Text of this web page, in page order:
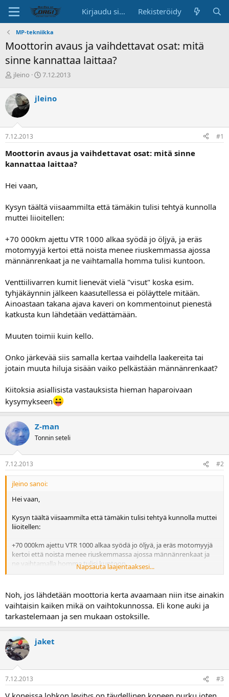
Kirjaudu sisään Rekisteröidy
MP-tekniikka
Moottorin avaus ja vaihdettavat osat: mitä
sinne kannattaa laittaa?
K
s
k
u
s
t
e
u
n
l
t
t
j
a
jleino
A
i
s
i
v
7.12.2013
jleino
7.12.2013 #1
Moottorin avaus ja vaihdettavat osat: mitä sinne
kannattaa laittaa?
Hei vaan,
Kysyn täältä viisaammilta että tämäkin tulisi tehtyä kunnolla
muttei liioitellen:
+70 000km ajettu VTR 1000 alkaa syödä jo öljyä, ja eräs
motomyyjä kertoi että noista menee riuskemmassa ajossa
männänrenkaat ja ne vaihtamalla homma tulisi kuntoon.
Venttiilivarren kumit lienevät vielä "visut" koska esim.
tyhjäkäynnin jälkeen kaasutellessa ei pöläyttele mitään.
Ainoastaan takana ajava kaveri on kommentoinut pienestä
katkusta kun lähdetään vedättämään.
Muuten toimii kuin kello.
Onko järkevää siis samalla kertaa vaihdella laakereita tai
jotain muuta hiluja sisään vaiko pelkästään männänrenkaat?
Kiitoksia asiallisista vastauksista hieman haparoivaan
kysymykseen
Z-man
Tonnin seteli
7.12.2013 #2
jleino sanoi:
Hei vaan,
Kysyn täältä viisaammilta että tämäkin tulisi tehtyä kunnolla muttei
liioitellen:
+70 000km ajettu VTR 1000 alkaa syödä jo öljyä, ja eräs motomyyjä
kertoi että noista menee riuskemmassa ajossa männänrenkaat ja
ne vaihtamalla homma tulisi kuntoon.
jälkeen kaasutellessa ei pöläyttele mitään. Ainoastaan takana ajava
kaveri on kommentoinut pienestä katkusta kun lähdetään
vedättämään.
Muuten toimii kuin kello.
Onko järkevää siis samalla kertaa vaihdella laakereita tai jotain
muuta hiluja sisään vaiko pelkästään männänrenkaat?
Kiitoksia asiallisista vastauksista hieman haparoivaan kysymykseen
Napsauta laajentaaksesi...
Noh, jos lähdetään moottoria kerta avaamaan niin itse ainakin
vaihtaisin kaiken mikä on vaihtokunnossa. Eli kone auki ja
tarkastelemaan ja sen mukaan ostoksille.
jaket
7.12.2013 #3